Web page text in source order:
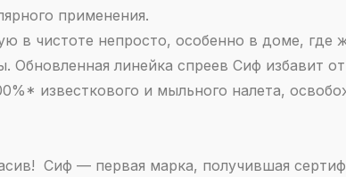
применения.
в чистоте непросто, особенно в доме, где
линейка спреев Сиф избавит
известкового и мыльного налета,
Сиф — первая марка, получившая